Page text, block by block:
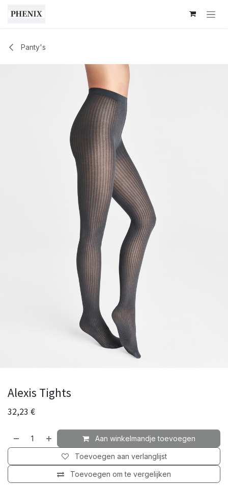
Panty's
Alexis Tights
32,23 €
Aan winkelmandje toevoegen
Toevoegen om te vergelijken
Toevoegen aan verlanglijst